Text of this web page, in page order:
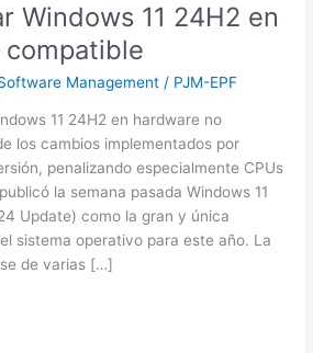
Windows 11 24H2 en
Management / PJM-EPF
11 24H2 en hardware no
los cambios implementados por
penalizando especialmente CPUs
la semana pasada Windows 11
Update) como la gran y única
sistema operativo para este año. La
de varias […]